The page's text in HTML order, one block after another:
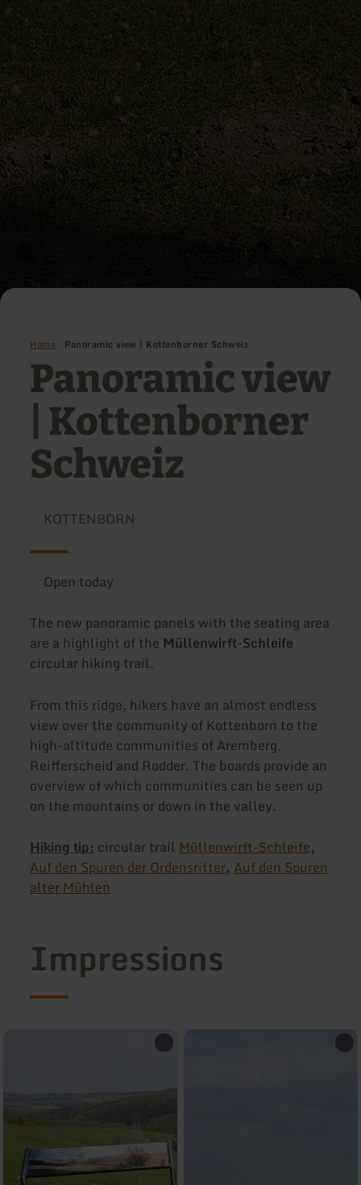
Home Panoramic view | Kottenborner Schweiz
Panoramic view
| Kottenborner
Schweiz
KOTTENBORN
Open today
The new panoramic panels with the seating area
are a highlight of the Müllenwirft-Schleife
circular hiking trail.
From this ridge, hikers have an almost endless
view over the community of Kottenborn to the
high-altitude communities of Aremberg,
Reifferscheid and Rodder. The boards provide an
overview of which communities can be seen up
on the mountains or down in the valley.
Hiking tip: circular trail Müllenwirft-Schleife,
Auf den Spuren der Ordensritter, Auf den Spuren
alter Mühlen
Impressions